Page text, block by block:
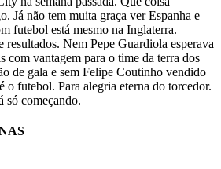
Já não tem muita graça ver Espanha e
futebol está mesmo na Inglaterra.
Nem Pepe Guardiola esperava
com vantagem para o time da terra dos
de gala e sem Felipe Coutinho vendido
o futebol. Para alegria eterna do torcedor.
só começando.